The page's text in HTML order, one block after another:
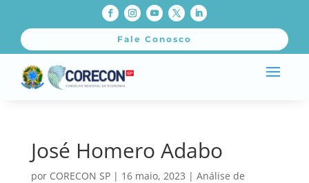
Fale Conosco
José Homero Adabo
por CORECON SP| 16 maio, 2023 | Análise de